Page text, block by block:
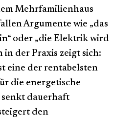
Mehrfamilienhaus
Argumente wie „das
oder „die Elektrik wird
in der Praxis zeigt sich:
eine der rentabelsten
die energetische
senkt dauerhaft
den